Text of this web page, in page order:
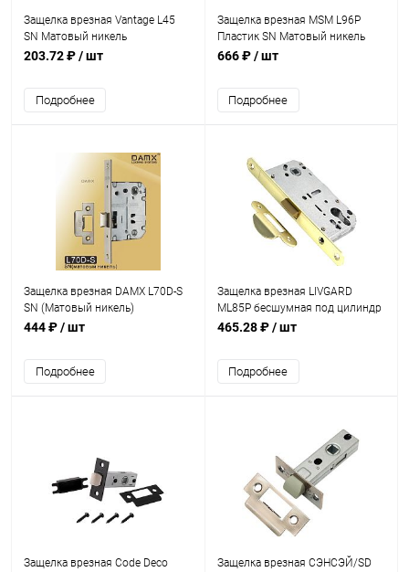
Защелка врезная Vantage L45
SN Матовый никель
203.72 ₽/ шт
Подробнее
Защелка врезная MSM L96P
Пластик SN Матовый никель
666 ₽/ шт
Подробнее
Защелка врезная DAMX L70D-S
SN (Матовый никель)
444 ₽/ шт
Подробнее
Защелка врезная LIVGARD
ML85P бесшумная под цилиндр
PB Полированная латунь
465.28 ₽/ шт
Подробнее
Защелка врезная Code Deco
Защелка врезная СЭНСЭЙ/SD